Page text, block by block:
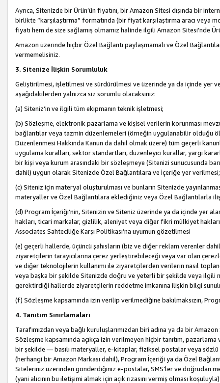
Ayrıca, Sitenizde bir Ürün’ün fiyatını, bir Amazon Sitesi dışında bir
birlikte “karşılaştırma” formatında (bir fiyat karşılaştırma aracı veya
fiyatı hem de size sağlamış olmamız halinde ilgili Amazon Sitesi’nde
Amazon üzerinde hiçbir Özel Bağlantı paylaşmamalı ve Özel
vermemelisiniz.
3. Sitenize İlişkin Sorumluluk
Geliştirilmesi, işletilmesi ve sürdürülmesi ve üzerinde ya da içinde yer
aşağıdakilerden yalnızca siz sorumlu olacaksınız:
(a) Siteniz’in ve ilgili tüm ekipmanın teknik işletmesi;
(b) Sözleşme, elektronik pazarlama ve kişisel verilerin korunması
bağlantılar veya tazmin düzenlemeleri (örneğin uygulanabilir olduğu
Düzenlenmesi Hakkında Kanun da dahil olmak üzere) tüm geçerli
uygulama kuralları, sektör standartları, düzenleyici kurallar, yargı
bir kişi veya kurum arasındaki bir sözleşmeye (Sitenizi sunucusunda
dahil) uygun olarak Sitenizde Özel Bağlantılara ve İçeriğe yer verilmesi;
(c) Siteniz için materyal oluşturulması ve bunların Sitenizde
materyaller ve Özel Bağlantılara eklediğiniz veya Özel Bağlantılarla
(d) Program İçeriği’nin, Sitenizin ve Siteniz üzerinde ya da içinde yer
hakları, ticari markalar, gizlilik, aleniyet veya diğer fikri mülkiyet
Associates Sahteciliğe Karşı Politikası’na uyumun gözetilmesi
(e) geçerli hallerde, üçüncü şahısların (biz ve diğer reklam verenler
ziyaretçilerin tarayıcılarına çerez yerleştirebileceği veya var olan
ve diğer teknolojilerin kullanımı ile ziyaretçilerden verilerin nasıl
veya başka bir şekilde Sitenizde doğru ve yeterli bir şekilde veya ilgili
gerektirdiği hallerde ziyaretçilerin reddetme imkanına ilişkin bilgi
(f) Sözleşme kapsamında izin verilip verilmediğine bakılmaksızın,
4. Tanıtım Sınırlamaları
Tarafımızdan veya bağlı kuruluşlarımızdan biri adına ya da bir
Sözleşme kapsamında açıkça izin verilmeyen hiçbir tanıtım,
bir şekilde — basılı materyaller, e-kitaplar, fiziksel postalar veya sözlü
(herhangi bir Amazon Markası dahil), Program İçeriği ya da Özel
Siteleriniz üzerinden gönderdiğiniz e-postalar, SMS’ler ve doğrudan
(yani alıcının bu iletişimi almak için açık rızasını vermiş olması